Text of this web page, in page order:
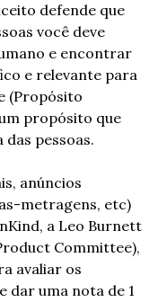
defende que
você deve
e encontrar
e relevante para
(Propósito
propósito que
pessoas.
anúncios
metragens, etc)
a Leo Burnett
Committee),
avaliar os
dar uma nota de 1